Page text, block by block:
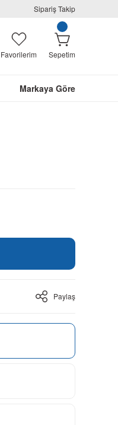
Sipariş Takip
Favorilerim Sepetim
Markaya Göre
Paylaş